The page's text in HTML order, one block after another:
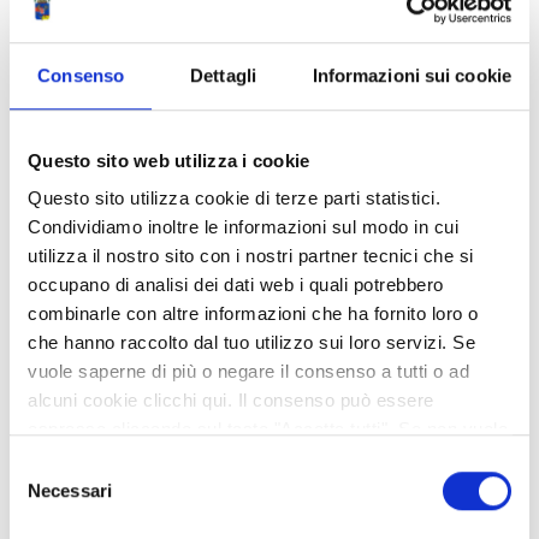
Consenso Dettagli Informazioni sui cookie
Questo sito web utilizza i cookie
Questo sito utilizza cookie di terze parti statistici.
Condividiamo inoltre le informazioni sul modo in cui
utilizza il nostro sito con i nostri partner tecnici che si
occupano di analisi dei dati web i quali potrebbero
combinarle con altre informazioni che ha fornito loro o
che hanno raccolto dal tuo utilizzo sui loro servizi. Se
vuole saperne di più o negare il consenso a tutti o ad
alcuni cookie clicchi qui. Il consenso può essere
tasto "Rifiuta".
delNecessari
Contenente
Con qualifica
Alta specializzazione
Capogruppo
Consigliera di parità